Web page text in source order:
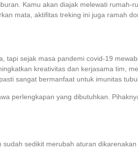
Kamu akan diajak melewati rumah-
mata, aktifitas treking ini juga ramah
sejak masa pandemi covid-19
kreativitas dan kerjasama tim,
sangat bermanfaat untuk imunitas
perlengkapan yang dibutuhkan.
sedikit merubah aturan